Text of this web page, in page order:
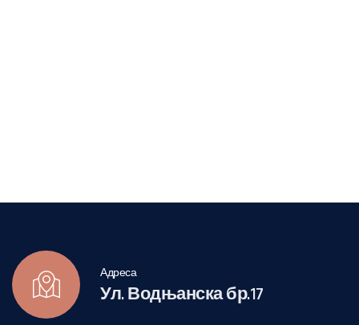
Адреса
Ул. Водњанска бр.17